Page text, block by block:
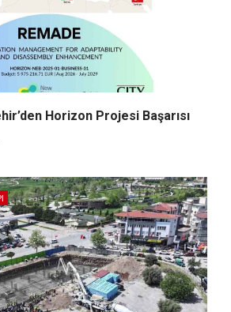
Horizon Projesi Başarısı